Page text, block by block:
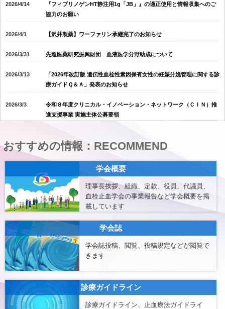
2026/4/14
『フィブリノゲンHT静注用1g「JB」』の適正使用と情報収集へのご
協力のお願い
2026/4/1 【沢井製薬】ワーファリン承継完了のお知らせ
2026/3/31 先進医薬研究振興財団 血液医学分野助成について
2026/3/13
「2026年改訂版 遺伝性血栓性素因保有女性の妊娠分娩管理に関する診
療ガイドＱ＆Ａ」発表のお知らせ
2026/3/3
令和８年度クリニカル・イノベーション・ネットワーク（ＣＩＮ）推
進支援事業 実施主体公募要領
おすすめの情報：RECOMMEND
学会概要
理事長挨拶、組織、定款、役員、代議員、
血栓止血学会の事業報告など学会概要を掲
載しています
学会誌
学会誌投稿、閲覧、投稿規定などが閲覧で
きます
診療ガイドライン
診療ガイドライン、止血療法ガイドライ